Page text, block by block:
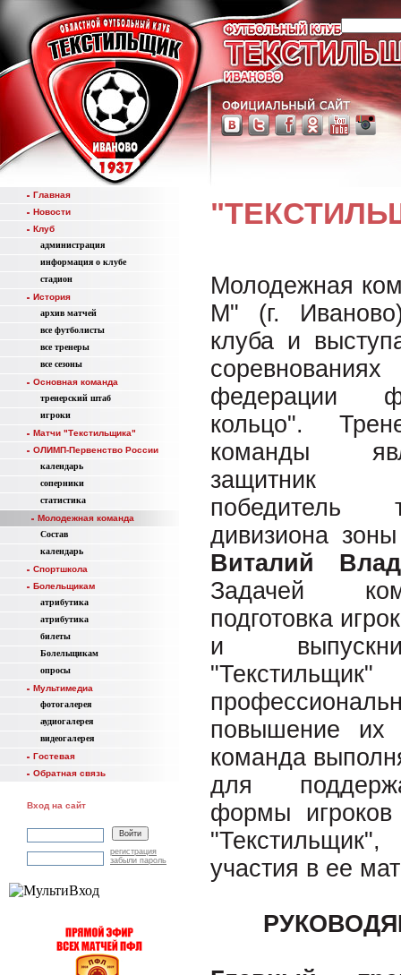
Главная
Новости
Клуб
администрация
информация о клубе
стадион
История
aрхив матчей
все футболисты
все тренеры
все сезоны
Основная команда
тренерский штаб
игроки
Матчи "Текстильщика"
ОЛИМП-Первенство России
календарь
соперники
статистика
Молодежная команда
Состав
календарь
Спортшкола
Болельщикам
атрибутика
атрибутика
билеты
Болельщикам
опросы
Мультимедиа
фотогалерея
аудиогалерея
видеогалерея
Гостевая
Обратная связь
Вход на сайт
регистрация
забыли пароль
Молодежная
М" (г.
клуба и
федерации
кольцо".
команды
защитник
победитель
дивизиона
Виталий
Задачей
подготовка
и
повышение их
команда
для
формы
участия в ее